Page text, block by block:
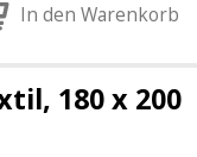
In den Warenkorb
180 x 200